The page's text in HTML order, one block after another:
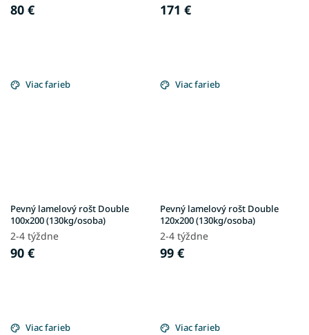
80 € 171 €
Viac farieb
Pevný lamelový rošt Double
100x200 (130kg/osoba)
2-4 týždne
90 €
Viac farieb
Pevný lamelový rošt Double
120x200 (130kg/osoba)
2-4 týždne
99 €
Viac farieb Viac farieb